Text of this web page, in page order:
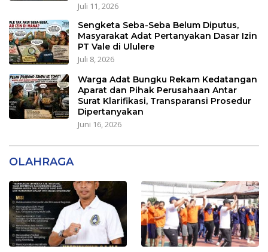
Juli 11, 2026
Sengketa Seba-Seba Belum Diputus,
Masyarakat Adat Pertanyakan Dasar Izin
PT Vale di Ululere
Juli 8, 2026
Warga Adat Bungku Rekam Kedatangan
Aparat dan Pihak Perusahaan Antar
Surat Klarifikasi, Transparansi Prosedur
Dipertanyakan
Juni 16, 2026
OLAHRAGA